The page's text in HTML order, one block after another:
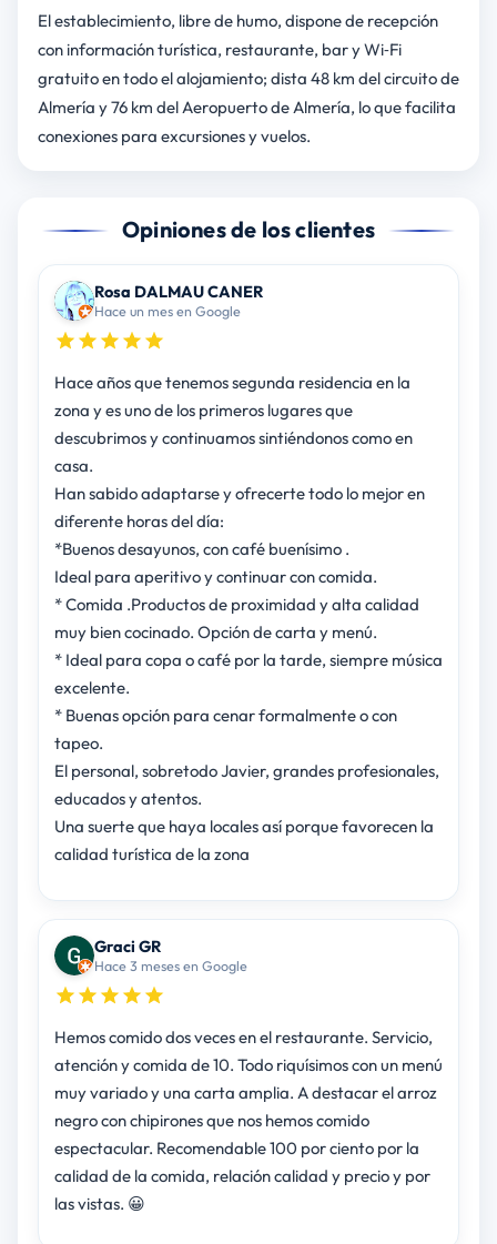
El establecimiento, libre de humo, dispone de recepción
con información turística, restaurante, bar y Wi‑Fi
gratuito en todo el alojamiento; dista 48 km del circuito de
Almería y 76 km del Aeropuerto de Almería, lo que facilita
conexiones para excursiones y vuelos.
Opiniones de los clientes
Rosa DALMAU CANER
Hace un mes en Google
Hace años que tenemos segunda residencia en la
zona y es uno de los primeros lugares que
descubrimos y continuamos sintiéndonos como en
casa.
Han sabido adaptarse y ofrecerte todo lo mejor en
diferente horas del día:
*Buenos desayunos, con café buenísimo .
Ideal para aperitivo y continuar con comida.
* Comida .Productos de proximidad y alta calidad
muy bien cocinado. Opción de carta y menú.
* Ideal para copa o café por la tarde, siempre música
excelente.
* Buenas opción para cenar formalmente o con
tapeo.
El personal, sobretodo Javier, grandes profesionales,
educados y atentos.
Una suerte que haya locales así porque favorecen la
calidad turística de la zona
Graci GR
Hace 3 meses en Google
Hemos comido dos veces en el restaurante. Servicio,
atención y comida de 10. Todo riquísimos con un menú
muy variado y una carta amplia. A destacar el arroz
negro con chipirones que nos hemos comido
espectacular. Recomendable 100 por ciento por la
calidad de la comida, relación calidad y precio y por
las vistas. 😀